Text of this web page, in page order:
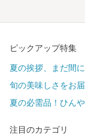
ピックアップ特集
夏の挨拶、まだ間に
旬の美味しさをお
夏の必需品！ひん
注目のカテゴリ